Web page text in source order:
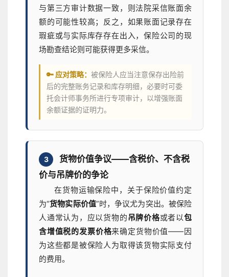
与第三方审计数据一致，则法院采信账面余
额的可能性较高；反之，如果账面记录存在
瑕疵或与实际库存存在出入，保险公司的现
场勘查结论则可能获得更多采信。
🔑 应对策略： 被保险人应当注意保存出险前
后的完整账务记录和库存明细，必要时可委
托会计师事务所进行专项审计，以增强账面
余额证据的证明力。
3
货物价值争议——含税价、不含税
价与吊牌价的争论
在货物运输保险中，关于保险价值约定
为“货物实际价值”时，争议尤为突出。被保险
人通常认为，应以货物的吊牌价格或者以包
含增值税的发票价格来确定货物价值——因
为这些都是被保险人为取得该货物实际支付
的费用。